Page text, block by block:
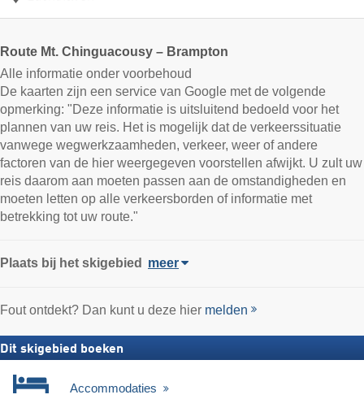
Route Mt. Chinguacousy – Brampton
Alle informatie onder voorbehoud
De kaarten zijn een service van Google met de volgende
opmerking: "Deze informatie is uitsluitend bedoeld voor het
plannen van uw reis. Het is mogelijk dat de verkeerssituatie
vanwege wegwerkzaamheden, verkeer, weer of andere
factoren van de hier weergegeven voorstellen afwijkt. U zult uw
reis daarom aan moeten passen aan de omstandigheden en
moeten letten op alle verkeersborden of informatie met
betrekking tot uw route."
Plaats bij het skigebied meer
Fout ontdekt? Dan kunt u deze hier melden
Dit skigebied boeken
Accommodaties